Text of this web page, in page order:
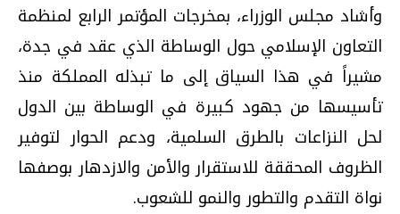
وأشاد مجلس الوزراء، بمخرجات المؤتمر الرابع لمنظمة
التعاون الإسلامي حول الوساطة الذي عقد في جدة،
مشيراً في هذا السياق إلى ما تبذله المملكة منذ
تأسيسها من جهود كبيرة في الوساطة بين الدول
لحل النزاعات بالطرق السلمية، ودعم الحوار لتوفير
الظروف المحققة للاستقرار والأمن والازدهار بوصفها
نواة التقدم والتطور والنمو للشعوب.